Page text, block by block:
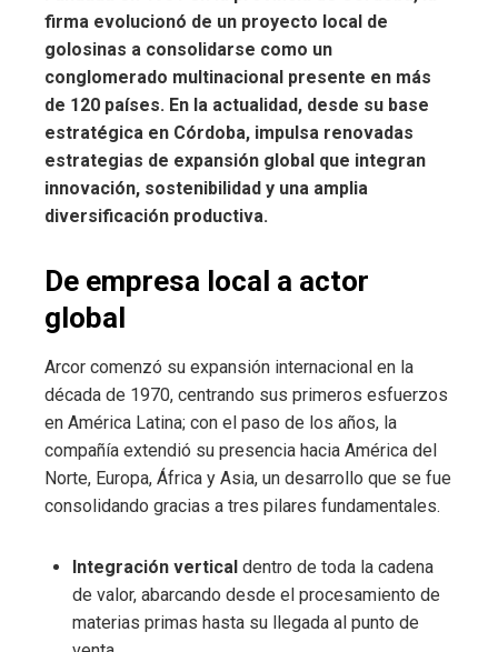
firma evolucionó de un proyecto local de
golosinas a consolidarse como un
conglomerado multinacional presente en más
de 120 países. En la actualidad, desde su base
estratégica en Córdoba, impulsa renovadas
estrategias de expansión global que integran
innovación, sostenibilidad y una amplia
diversificación productiva.
De empresa local a actor
global
Arcor comenzó su expansión internacional en la
década de 1970, centrando sus primeros esfuerzos
en América Latina; con el paso de los años, la
compañía extendió su presencia hacia América del
Norte, Europa, África y Asia, un desarrollo que se fue
consolidando gracias a tres pilares fundamentales.
Integración vertical dentro de toda la cadena
de valor, abarcando desde el procesamiento de
materias primas hasta su llegada al punto de